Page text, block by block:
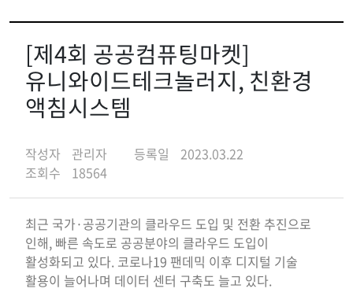
[제4회 공공컴퓨팅마켓]
유니와이드테크놀러지, 친환경
액침시스템
작성자 관리자 등록일
2023.03.22
조회수
18564
최근 국가·공공기관의 클라우드 도입 및 전환 추진으로
인해, 빠른 속도로 공공분야의 클라우드 도입이
활성화되고 있다. 코로나19 팬데믹 이후 디지털 기술
활용이 늘어나며 데이터 센터 구축도 늘고 있다.